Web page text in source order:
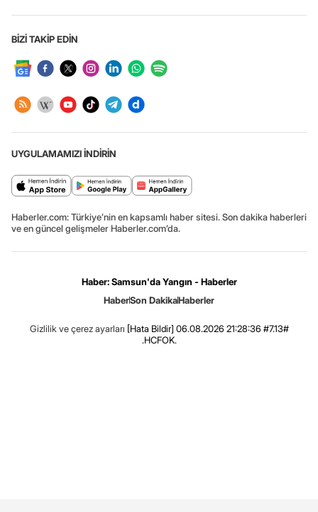
BİZİ TAKİP EDİN
UYGULAMAMIZI İNDİRİN
Haberler.com: Türkiye’nin en kapsamlı haber sitesi. Son dakika haberleri
ve en güncel gelişmeler Haberler.com’da.
Haber: Samsun'da Yangın - Haberler
HaberSon DakikaHaberler
Gizlilik ve çerez ayarları [Hata Bildir] 06.08.2026 21:28:36 #7.13#
.HCFOK.